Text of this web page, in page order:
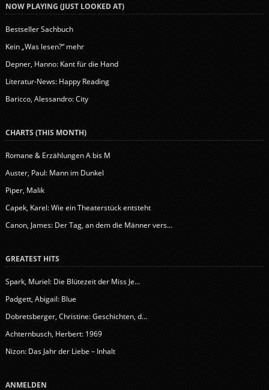
NOW PLAYING (JUST LOOKED AT)
Bestseller Sachbuch
Kein „Was lesen?“ mehr
Depner, Hanno: Kant für die Hand
Literatur-News: Happy Reading
Baricco, Alessandro: City
CHARTS (THIS MONTH)
Romane & Erzählungen A bis M
Auster, Paul: Mann im Dunkel
Piper, Malik
Capek, Karel: Wie ein Theaterstück entsteht
Canon, James: Der Tag, an dem die Männer vers...
GREATEST HITS
Spark, Muriel: Die Blütezeit der Miss Je...
Padgett, Abigail: Blue
Dobretsberger, Christine: Geschichten, d...
Achternbusch, Herbert: 1969
Nizon: Das Jahr der Liebe – Inhalt
ANMELDEN